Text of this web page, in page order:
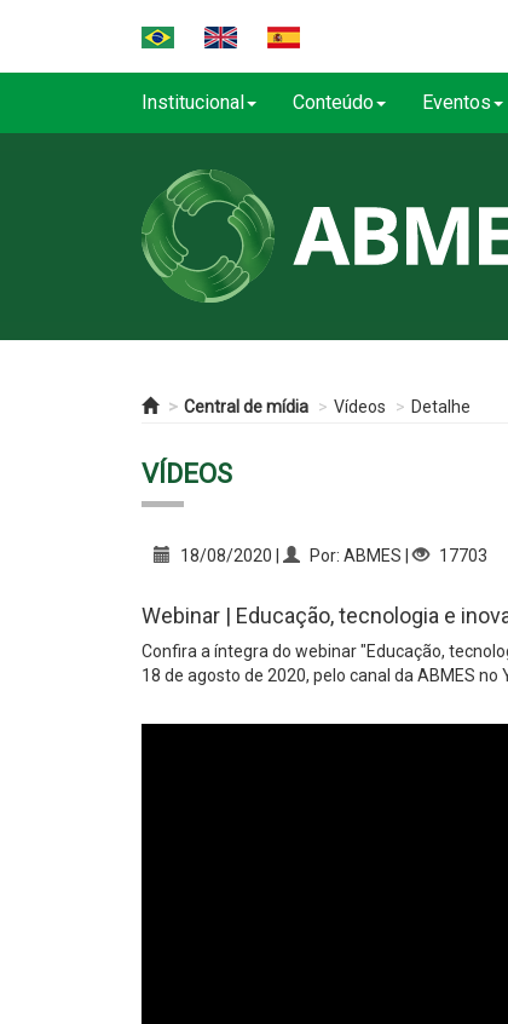
Institucional Conteúdo Eventos
Central de mídia Vídeos Detalhe
VÍDEOS
18/08/2020 | Por: ABMES | 17703
Webinar | Educação, tecnologia e
Confira a íntegra do webinar "Educação,
18 de agosto de 2020, pelo canal da ABMES no